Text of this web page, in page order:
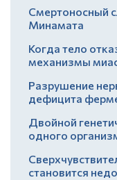
Смертоносный
Минамата
Когда тело
механизмы
Разрушение
дефицита
Двойной
одного
становится